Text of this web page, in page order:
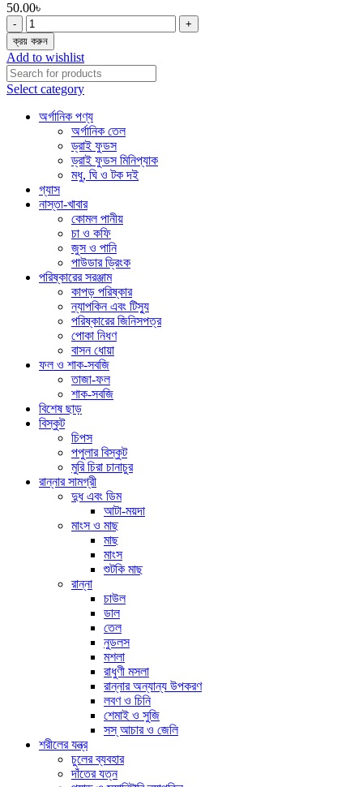
50.00৳
ক্রয় করুন
Add to wishlist
Select category
অর্গানিক পণ্য
অর্গানিক তেল
ড্রাই ফুডস
ড্রাই ফুডস মিনিপ্যাক
মধু, ঘি ও টক দই
গ্যাস
নাস্তা-খাবার
কোমল পানীয়
চা ও কফি
জুস ও পানি
পাউডার ড্রিংক
পরিষ্কারের সরঞ্জাম
কাপড় পরিষ্কার
ন্যাপকিন এবং টিস্যু
পরিষ্কারের জিনিসপত্র
পোকা নিধণ
বাসন ধোয়া
ফল ও শাক-সবজি
তাজা-ফল
শাক-সবজি
বিশেষ ছাড়
বিস্কুট
চিপস
পপুলার বিস্কুট
মুরি চিরা চানাচুর
রান্নার সামগ্রী
দুধ এবং ডিম
আটা-ময়দা
মাংস ও মাছ
মাছ
মাংস
শুটকি মাছ
রান্না
চাউল
ডাল
তেল
নুডলস
মশলা
রাধুণী মসলা
রান্নার অন্যান্য উপকরণ
লবণ ও চিনি
শেমাই ও সুজি
সস্ আচার ও জেলি
শরীলের যন্ত্র
চুলের ব্যবহার
দাঁতের যত্ন